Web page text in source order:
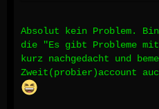
Absolut kein Problem.
die "Es gibt Probleme
kurz nachgedacht und
Zweit(probier)account